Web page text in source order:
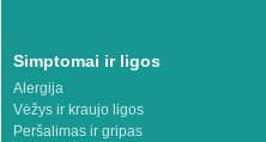
Simptomai ir ligos
Alergija
Vėžys ir kraujo ligos
Peršalimas ir gripas